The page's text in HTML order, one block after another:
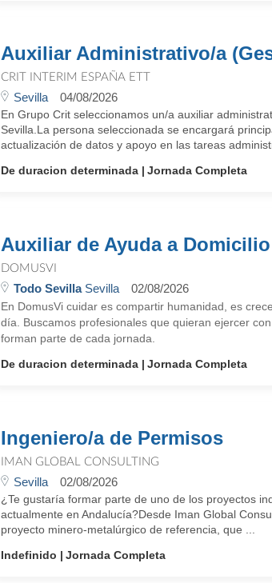
Auxiliar Administrativo/a
CRIT INTERIM ESPAÑA ETT
Sevilla 04/08/2026
En Grupo Crit seleccionamos un/a auxiliar
Sevilla.La persona seleccionada se encargará
actualización de datos y apoyo en las tareas
De duracion determinada
Jornada Completa
Auxiliar de Ayuda a
DOMUSVI
Todo SevillaSevilla 02/08/2026
En DomusVi cuidar es compartir humanidad, es
día. Buscamos profesionales que quieran ejercer
forman parte de cada jornada.
De duracion determinada
Jornada Completa
Ingeniero/a de Permisos
IMAN GLOBAL CONSULTING
Sevilla 02/08/2026
¿Te gustaría formar parte de uno de los proyectos
actualmente en Andalucía?Desde Iman Global
proyecto minero-metalúrgico de referencia, que ...
Indefinido
Jornada Completa